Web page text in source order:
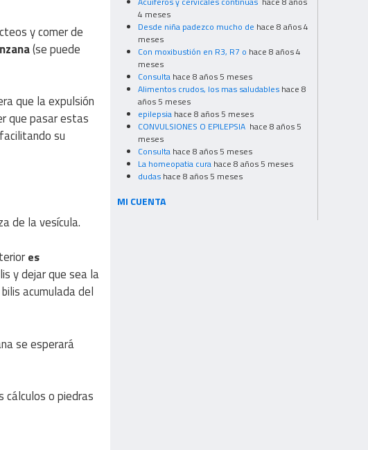
y comer de
(se puede
que la expulsión
que pasar estas
su
de la vesícula.
es
y dejar que sea la
acumulada del
se esperará
cálculos o piedras
4 meses
Desde niña padezco mucho de hace 8 años 4
meses
Con moxibustión en R3, R7 o hace 8 años 4
meses
Consulta hace 8 años 5 meses
Alimentos crudos, los mas saludables hace 8
años 5 meses
epilepsia hace 8 años 5 meses
CONVULSIONES O EPILEPSIA hace 8 años 5
meses
Consulta hace 8 años 5 meses
La homeopatia cura hace 8 años 5 meses
dudas hace 8 años 5 meses
MI CUENTA